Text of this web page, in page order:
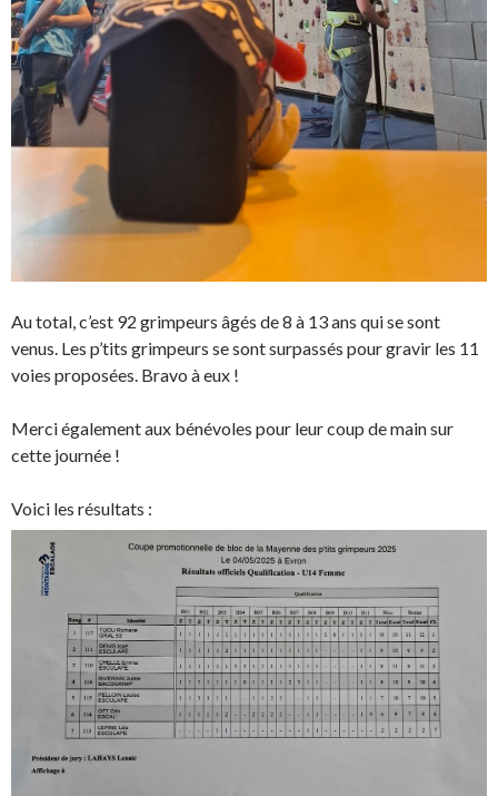
Au total, c’est 92 grimpeurs âgés de 8 à 13 ans qui se sont
venus. Les p’tits grimpeurs se sont surpassés pour gravir les 11
voies proposées. Bravo à eux !
Merci également aux bénévoles pour leur coup de main sur
cette journée !
Voici les résultats :